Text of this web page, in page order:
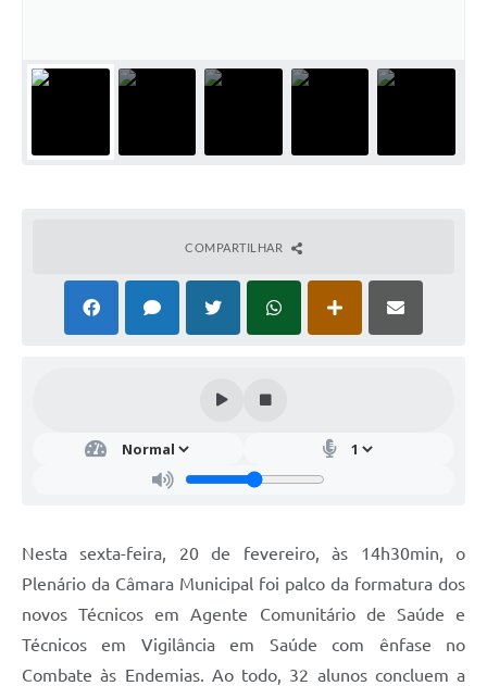
COMPARTILHAR
Nesta sexta-feira, 20 de fevereiro, às 14h30min, o
Plenário da Câmara Municipal foi palco da formatura dos
novos Técnicos em Agente Comunitário de Saúde e
Técnicos em Vigilância em Saúde com ênfase no
Combate às Endemias. Ao todo, 32 alunos concluem a